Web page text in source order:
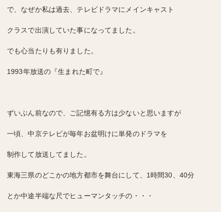
で、なぜか私は過去、テレビドラマにメインキャスト
クラスで出演していた事になってました。
でも心当たりも有りました。
1993年放送の『生まれた町で』
ずいぶん前なので、ご記憶有る方は少ないと思いますが
一頃、中京テレビが毎年お盆明けに単発のドラマを
制作して放送してました。
東海三県のどこかの地方都市を舞台にして、1時間30、40分
とか中途半端な尺でヒューマンタッチの・・・